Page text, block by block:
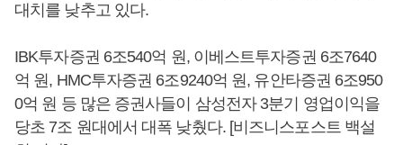
대치를 낮추고 있다.
IBK투자증권 6조540억 원, 이베스트투자증권 6조7640
억 원, HMC투자증권 6조9240억 원, 유안타증권 6조950
0억 원 등 많은 증권사들이 삼성전자 3분기 영업이익을
당초 7조 원대에서 대폭 낮췄다. [비즈니스포스트 백설